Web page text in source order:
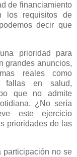
de financiamiento
los requisitos de
decir que
prioridad para
grandes anuncios,
reales como
fallas en salud,
que no admite
¿No sería
este ejercicio
prioridades de las
no se